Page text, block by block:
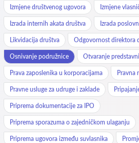
Izmjene društvenog ugovora Izmjene
Izrada internih akata društva Izrada
Likvidacija društva Odgovornost direktora
Osnivanje podružnice Otvaranje
Prava zaposlenika u korporacijama Pravna
Pravne usluge za udruge i zaklade
Priprema dokumentacije za IPO
Priprema sporazuma o zajedničkom ulaganju
Priprema ugovora između suvlasnika